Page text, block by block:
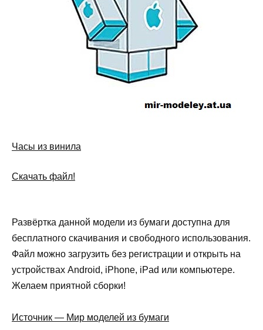
Часы из винила
Скачать файл!
Развёртка данной модели из бумаги доступна для
бесплатного скачивания и свободного использования.
Файл можно загрузить без регистрации и открыть на
устройствах Android, iPhone, iPad или компьютере.
Желаем приятной сборки!
Источник — Мир моделей из бумаги